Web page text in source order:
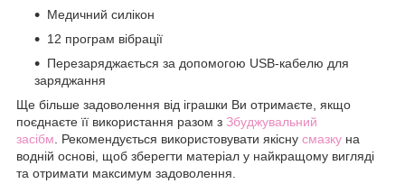
Медичний силікон
12 програм вібрації
Перезаряджається за допомогою USB-кабелю для
заряджання
Ще більше задоволення від іграшки Ви отримаєте, якщо
поєднаєте її використання разом з Збуджувальний
засібм. Рекомендується використовувати якісну смазку на
водній основі, щоб зберегти матеріал у найкращому вигляді
та отримати максимум задоволення.